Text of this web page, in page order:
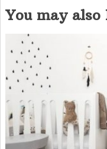
You may also